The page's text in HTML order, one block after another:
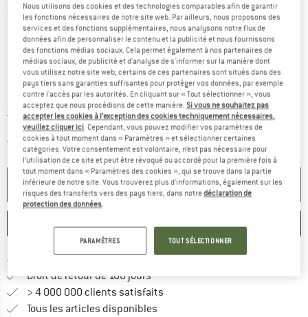
Photos détaillées
Prix:
34,95€ TVA incl.
hors Frais de livraisonInformations sur les frais de livraison. Ouvre une
Article momentanément épuisé;Le lien s'ouvre dans une boîte
PARAMÉTRER ALERTE
ENREGISTRER COMPARER
Livraison gratuite dès 69 € (FR)Trouve les infos sur la
Droit de retour de 100 jours
> 4 000 000 clients satisfaits
Tous les articles disponibles
Nous utilisons des cookies et des technologies comparables afin de garantir
les fonctions nécessaires de notre site web. Par ailleurs, nous proposons des
services et des fonctions supplémentaires, nous analysons notre flux de
données afin de personnaliser le contenu et la publicité et nous fournissons
des fonctions médias sociaux. Cela permet également à nos partenaires de
médias sociaux, de publicité et d'analyse de s'informer sur la manière dont
vous utilisez notre site web; certains de ces partenaires sont situés dans des
pays tiers sans garanties suffisantes pour protéger vos données, par exemple
contre l'accès par les autorités. En cliquant sur « Tout sélectionner », vous
acceptez que nous procédions de cette manière.Si vous ne souhaitez pas
accepter les cookies à l’exception des cookies techniquement nécessaires,
veuillez cliquer ici. Cependant, vous pouvez modifier vos paramètres de
cookies à tout moment dans « Paramètres » et sélectionner certaines
catégories. Votre consentement est volontaire, n’est pas nécessaire pour
l’utilisation de ce site et peut être révoqué ou accordé pour la première fois à
tout moment dans « Paramètres des cookies », qui se trouve dans la partie
inférieure de notre site. Vous trouverez plus d'informations, également sur les
risques des transferts vers des pays tiers, dans notredéclaration de
protection des données.
PARAMÈTRES TOUT SÉLECTIONNER